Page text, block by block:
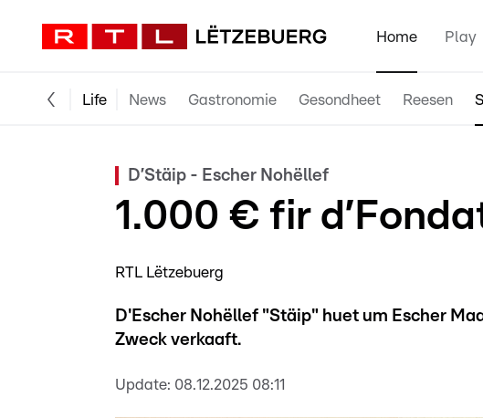
Home Play
Life News Gastronomie Gesondheet Reesen
D’Stäip - Escher Nohëllef
1.000 € fir
RTL Lëtzebuerg
D'Escher Nohëllef "Stäip" huet um Escher
Zweck verkaaft.
Update: 08.12.2025 08:11